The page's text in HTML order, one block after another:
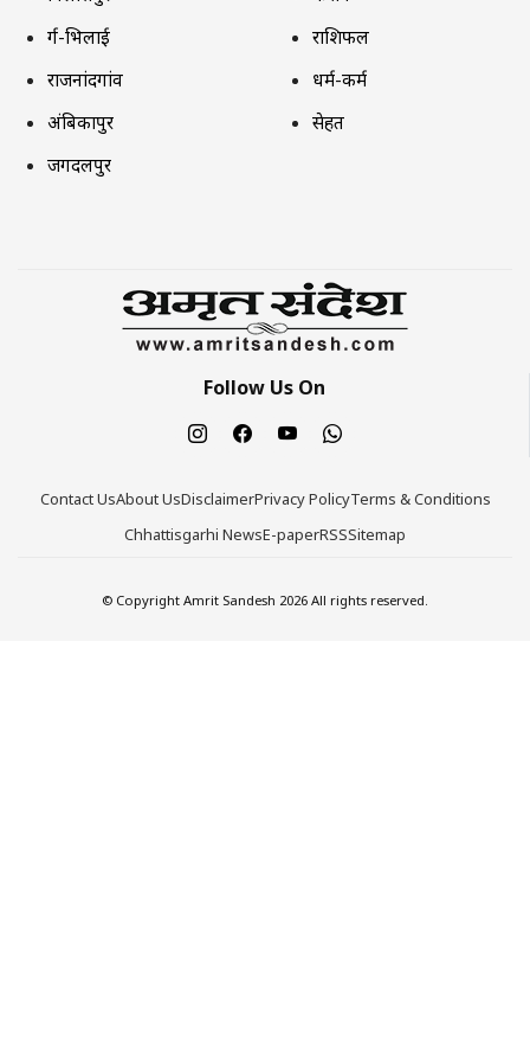
दुर्ग-भिलाई
राजनांदगांव
अंबिकापुर
जगदलपुर
राशिफल
धर्म-कर्म
सेहत
Follow Us On
Contact UsAbout UsDisclaimerPrivacy PolicyTerms & Conditions
Chhattisgarhi NewsE-paperRSSSitemap
© Copyright Amrit Sandesh 2026 All rights reserved.